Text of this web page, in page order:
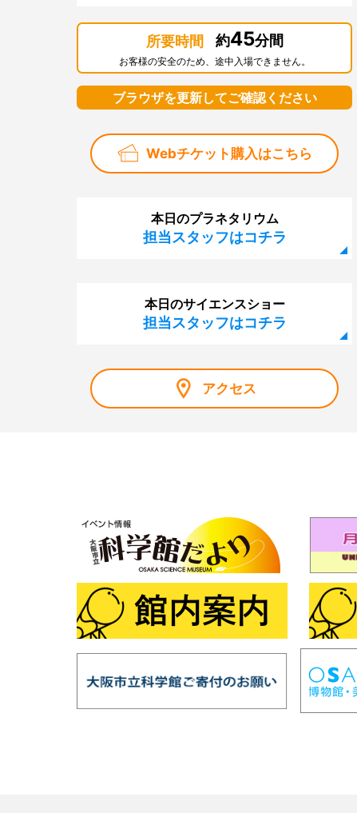
所要時間 約45分間
お客様の安全のため、途中入場できません。
ブラウザを更新してご確認ください
Webチケット購入はこちら
本日のプラネタリウム
担当スタッフはコチラ
本日のサイエンスショー
担当スタッフはコチラ
アクセス